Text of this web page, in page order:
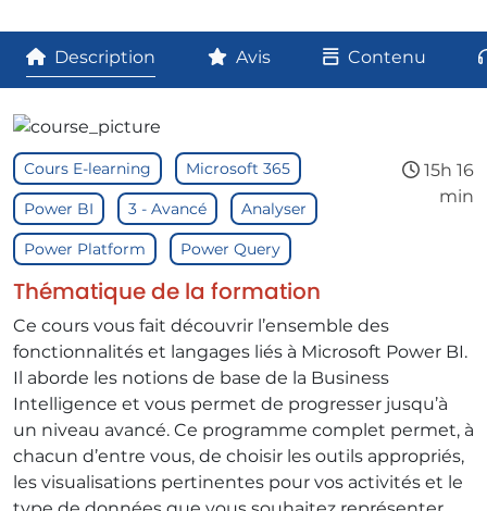
Description Avis Contenu
Thématique de la formation
Ce cours vous fait découvrir l’ensemble des
fonctionnalités et langages liés à Microsoft Power BI.
Il aborde les notions de base de la Business
Intelligence et vous permet de progresser jusqu’à
un niveau avancé. Ce programme complet permet, à
chacun d’entre vous, de choisir les outils appropriés,
les visualisations pertinentes pour vos activités et le
Cours E-learning Microsoft 365
Power BI 3 - Avancé Analyser
Power Platform Power Query
15h 16
min